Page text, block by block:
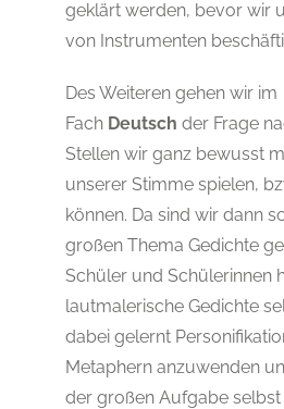
geklärt werden, bevor wir
von Instrumenten
Des Weiteren gehen wir im
Fach Deutsch der Frage
Stellen wir ganz bewusst
unserer Stimme spielen,
können. Da sind wir dann
großen Thema Gedichte
Schüler und Schülerinnen
lautmalerische Gedichte
dabei gelernt
Metaphern anzuwenden
der großen Aufgabe selbst